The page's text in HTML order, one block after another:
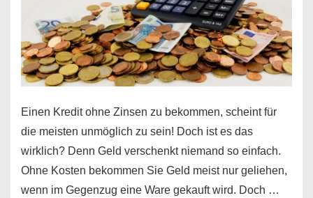
erfahren
Sie
es
Einen Kredit ohne Zinsen zu bekommen, scheint für
die meisten unmöglich zu sein! Doch ist es das
wirklich? Denn Geld verschenkt niemand so einfach.
Ohne Kosten bekommen Sie Geld meist nur geliehen,
wenn im Gegenzug eine Ware gekauft wird. Doch …